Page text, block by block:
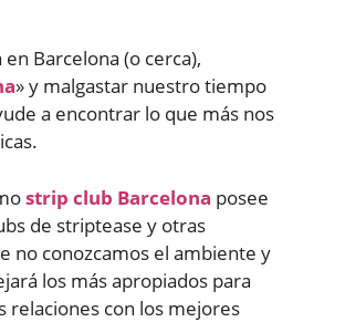
Barcelona (o cerca),
» y malgastar nuestro tiempo
a encontrar lo que más nos
strip club Barcelona posee
de striptease y otras
no conozcamos el ambiente y
los más apropiados para
relaciones con los mejores